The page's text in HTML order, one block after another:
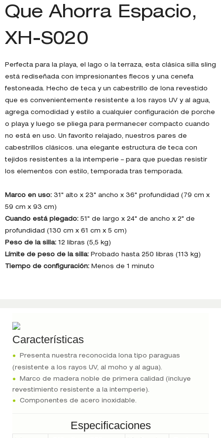
Que Ahorra Espacio,
XH-S020
Perfecta para la playa, el lago o la terraza, esta clásica silla sling
está rediseñada con impresionantes flecos y una cenefa
festoneada. Hecho de teca y un cabestrillo de lona revestido
que es convenientemente resistente a los rayos UV y al agua,
agrega comodidad y estilo a cualquier configuración de porche
o playa y luego se pliega para permanecer compacto cuando
no está en uso. Un favorito relajado, nuestros pares de
cabestrillos clásicos. una elegante estructura de teca con
tejidos resistentes a la intemperie – para que puedas resistir
los elementos con estilo, temporada tras temporada.
Marco en uso: 31" alto x 23" ancho x 36" profundidad (79 cm x
59 cm x 93 cm)
Cuando está plegado: 51" de largo x 24" de ancho x 2" de
profundidad (130 cm x 61 cm x 5 cm)
Peso de la silla: 12 libras (5,5 kg)
Límite de peso de la silla: Probado hasta 250 libras (113 kg)
Tiempo de configuración: Menos de 1 minuto
Características
●
Presenta nuestra reconocida lona tipo paraguas
(resistente a los rayos UV, al moho y al agua).
●
Marco de madera noble de primera calidad (incluye
revestimiento resistente a la intemperie).
●
Componentes de acero inoxidable.
Especificaciones